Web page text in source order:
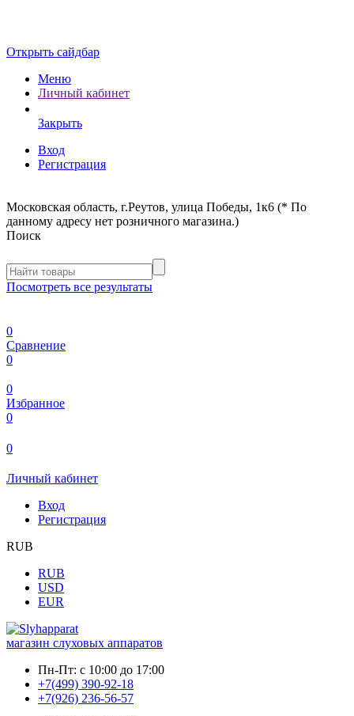
Открыть сайдбар
Меню
Личный кабинет
Закрыть
Вход
Регистрация
Московская область, г.Реутов, улица Победы, 1к6 (* По
данному адресу нет розничного магазина.)
Поиск
Посмотреть все результаты
0
Сравнение
0
0
Избранное
0
0
Личный кабинет
Вход
Регистрация
RUB
RUB
USD
EUR
магазин слуховых аппаратов
Пн-Пт: с 10:00 до 17:00
+7(499) 390-92-18
+7(926) 236-56-57